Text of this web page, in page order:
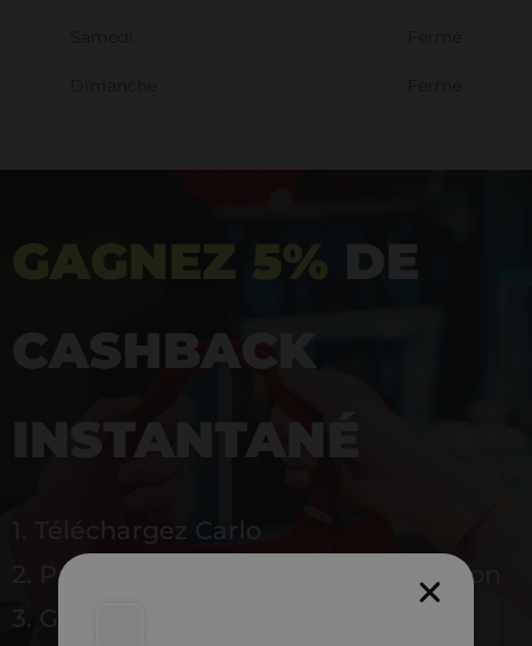
GAGNEZ 5% DE
CASHBACK
INSTANTANÉ
1. Téléchargez Carlo
2. Payez en magasin avec l’application
3. Gagnez instantanément 5 % à